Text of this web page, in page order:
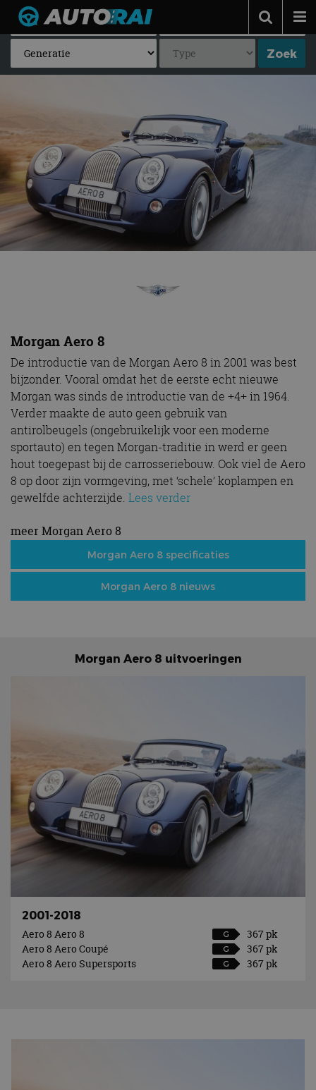
Autonieuws
Podcast
Adverteren
Contact
MotorRAI.nl
Morgan Aero 8
De introductie van de Morgan Aero 8 in 2001 was best
bijzonder. Vooral omdat het de eerste echt nieuwe
Morgan was sinds de introductie van de +4+ in 1964.
Verder maakte de auto geen gebruik van
antirolbeugels (ongebruikelijk voor een moderne
sportauto) en tegen Morgan-traditie in werd er geen
hout toegepast bij de carrosseriebouw. Ook viel de Aero
8 op door zijn vormgeving, met ‘schele’ koplampen en
gewelfde achterzijde. Lees verder
meer Morgan Aero 8
Morgan Aero 8 specificaties
Morgan Aero 8 nieuws
Morgan Aero 8 uitvoeringen
2001-2018
Aero 8 Aero 8
G
367 pk
Aero 8 Aero Coupé
G
367 pk
Aero 8 Aero Supersports
G 367 pk